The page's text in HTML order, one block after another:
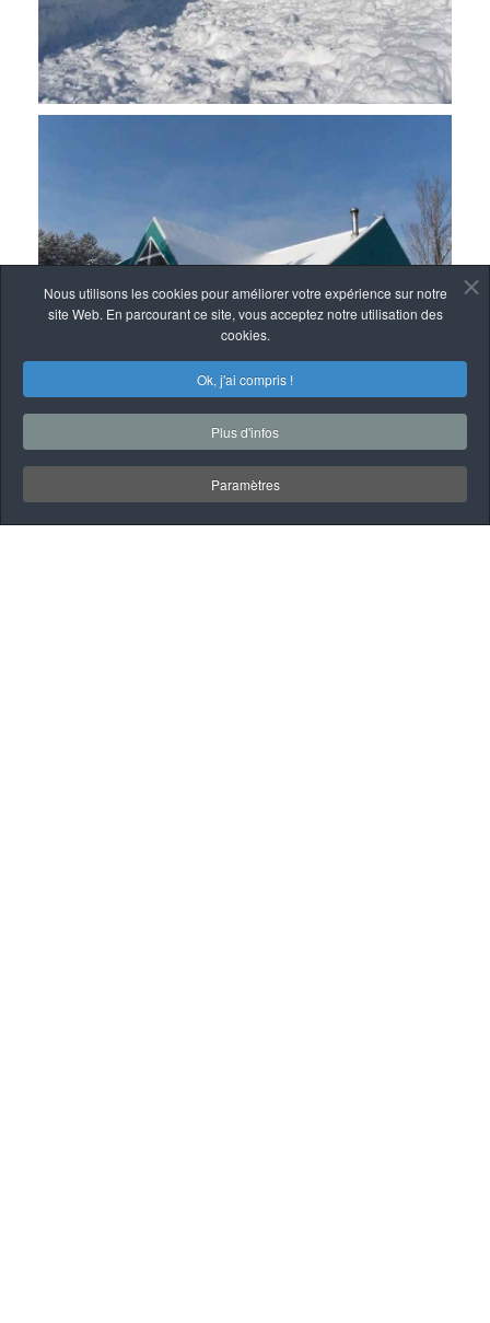
Nous utilisons les cookies pour améliorer votre expérience sur notre
site Web. En parcourant ce site, vous acceptez notre utilisation des
cookies.
Ok, j'ai compris !
Plus d'infos
Paramètres